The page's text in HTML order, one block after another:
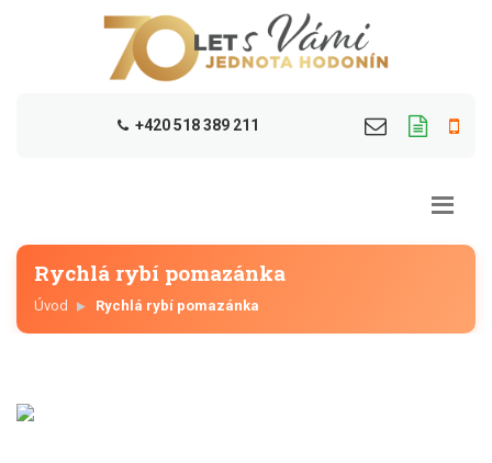
+420 518 389 211
Rychlá rybí pomazánka
Úvod Rychlá rybí pomazánka